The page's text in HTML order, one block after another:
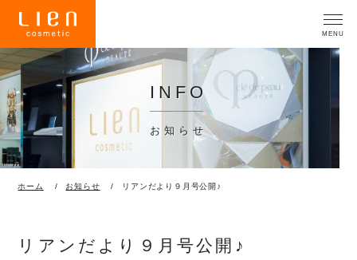
INFO
お知らせ
ホーム お知らせ リアンだより９月号公開♪
リアンだより９月号公開♪